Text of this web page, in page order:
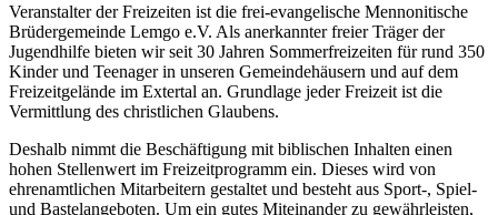
Veranstalter der Freizeiten ist die frei-evangelische Mennonitische
Brüdergemeinde Lemgo e.V. Als anerkannter freier Träger der
Jugendhilfe bieten wir seit 30 Jahren Sommerfreizeiten für rund 350
Kinder und Teenager in unseren Gemeindehäusern und auf dem
Freizeitgelände im Extertal an. Grundlage jeder Freizeit ist die
Vermittlung des christlichen Glaubens.
Deshalb nimmt die Beschäftigung mit biblischen Inhalten einen
hohen Stellenwert im Freizeitprogramm ein. Dieses wird von
ehrenamtlichen Mitarbeitern gestaltet und besteht aus Sport-, Spiel-
und Bastelangeboten. Um ein gutes Miteinander zu gewährleisten,